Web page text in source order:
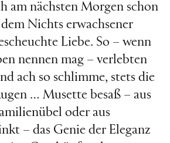
am nächsten Morgen schon
Nichts erwachsener
Liebe. So – wenn
nennen mag – verlebten
ach so schlimme, stets die
… Musette besaß – aus
oder aus
– das Genie der Eleganz